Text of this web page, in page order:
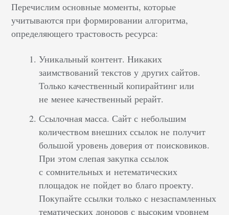
Перечислим основные моменты, которые
учитываются при формировании алгоритма,
определяющего трастовость ресурса:
Уникальный контент. Никаких
заимствований текстов у других сайтов.
Только качественный копирайтинг или
не менее качественный рерайт.
Ссылочная масса. Сайт с небольшим
количеством внешних ссылок не получит
большой уровень доверия от поисковиков.
При этом слепая закупка ссылок
с сомнительных и нетематических
площадок не пойдет во благо проекту.
Покупайте ссылки только с незаспамленных
тематических доноров с высоким уровнем